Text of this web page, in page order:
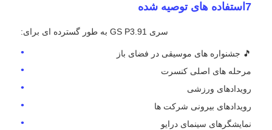
7استفاده های توصیه شده
سری GS P3.91 به طور گسترده ای برای:
🎵 جشنواره های موسیقی در فضای باز
مرحله های اصلی کنسرت
رویدادهای ورزشی
رویدادهای بیرونی شرکت ها
نمایشگرهای سینمای درایو